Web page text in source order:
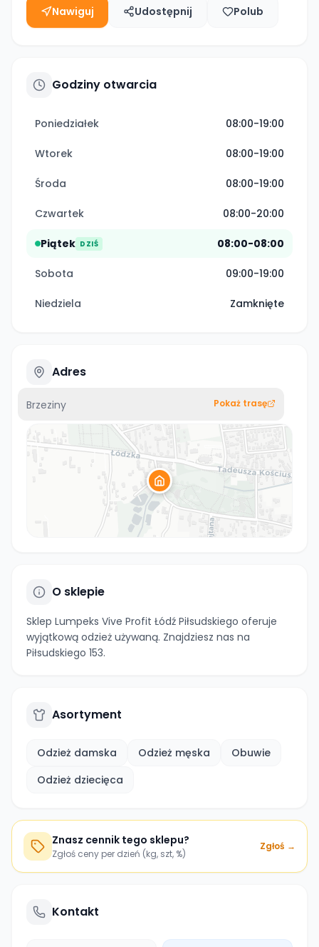
Nawiguj Udostępnij Polub
Godziny otwarcia
Poniedziałek 08:00-19:00
Wtorek 08:00-19:00
Środa 08:00-19:00
Czwartek 08:00-20:00
Piątek DZIŚ 08:00-08:00
Sobota 09:00-19:00
Niedziela Zamknięte
Adres
Brzeziny Pokaż trasę
O sklepie
Sklep Lumpeks Vive Profit Łódź Piłsudskiego oferuje
wyjątkową odzież używaną. Znajdziesz nas na
Piłsudskiego 153.
Asortyment
Odzież damska Odzież męska
Obuwie
Odzież dziecięca
Znasz cennik tego sklepu?
Zgłoś ceny per dzień (kg, szt, %)
Zgłoś →
Kontakt